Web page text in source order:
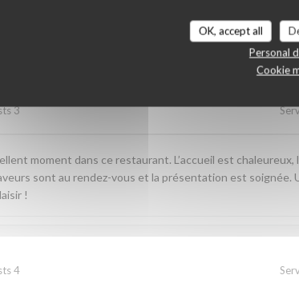
OK, accept all
Personal
Cookie
Our customer
3
moment dans ce restaurant. L’accueil est
sont au rendez-vous et la présentation est soignée.
!
4